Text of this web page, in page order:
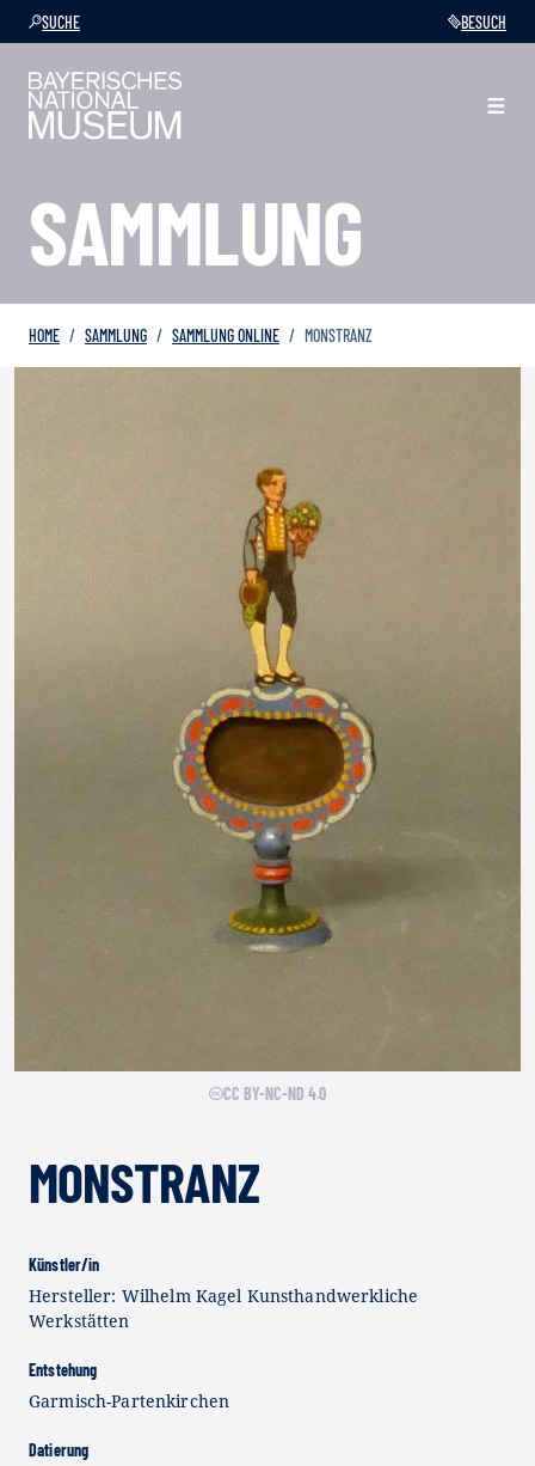
SUCHE BESUCH
SAMMLUNG
HOME SAMMLUNG SAMMLUNG ONLINE MONSTRANZ
CC BY-NC-ND 4.0
MONSTRANZ
Künstler/in
Hersteller: Wilhelm Kagel Kunsthandwerkliche
Werkstätten
Entstehung
Garmisch-Partenkirchen
Datierung